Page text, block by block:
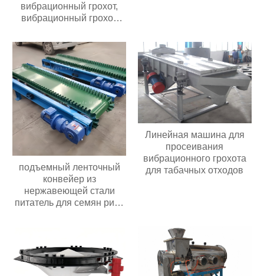
вибрационный грохот,
вибрационный грохот
подъемный ленточный
конвейер из
нержавеющей стали
питатель для семян риса
фасоли
Линейная машина для
просеивания
вибрационного грохота
для табачных отходов